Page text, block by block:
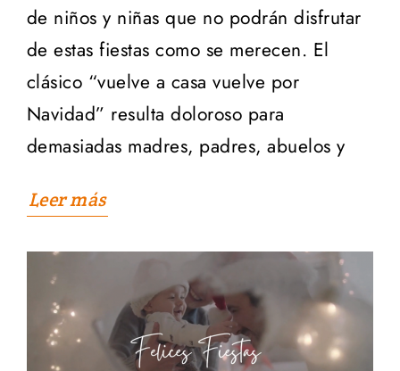
de niños y niñas que no podrán disfrutar
de estas fiestas como se merecen. El
clásico “vuelve a casa vuelve por
Navidad” resulta doloroso para
demasiadas madres, padres, abuelos y
Leer más